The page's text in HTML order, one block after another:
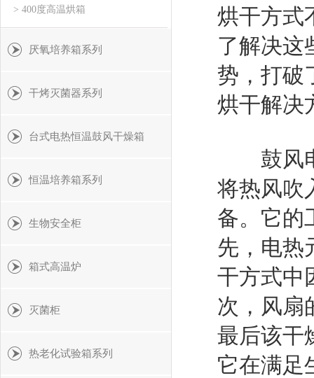
烘干方式
了解决这
势，打破
烘干解决
鼓风电
将热风吹
备。它的
先，电热
干方式中
次，风扇
最后该干
它在满足
> 400度高温烘箱
厌氧培养箱系列
干烤灭菌器系列
台式电热恒温鼓风干燥箱
恒温培养箱系列
生物安全柜
箱式高温炉
灭菌柜
热老化试验箱系列